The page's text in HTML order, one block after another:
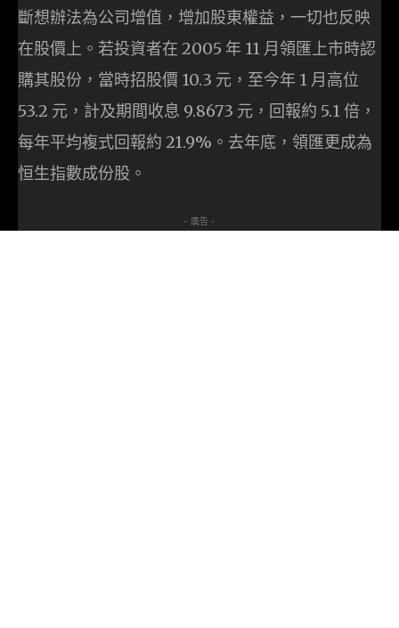
斷想辦法為公司增值，增加股東權益，一切也反映
在股價上。若投資者在 2005 年 11 月領匯上市時認
購其股份，當時招股價 10.3 元，至今年 1 月高位
53.2 元，計及期間收息 9.8673 元，回報約 5.1 倍，
每年平均複式回報約 21.9%。去年底，領匯更成為
恒生指數成份股。
- 廣告 -